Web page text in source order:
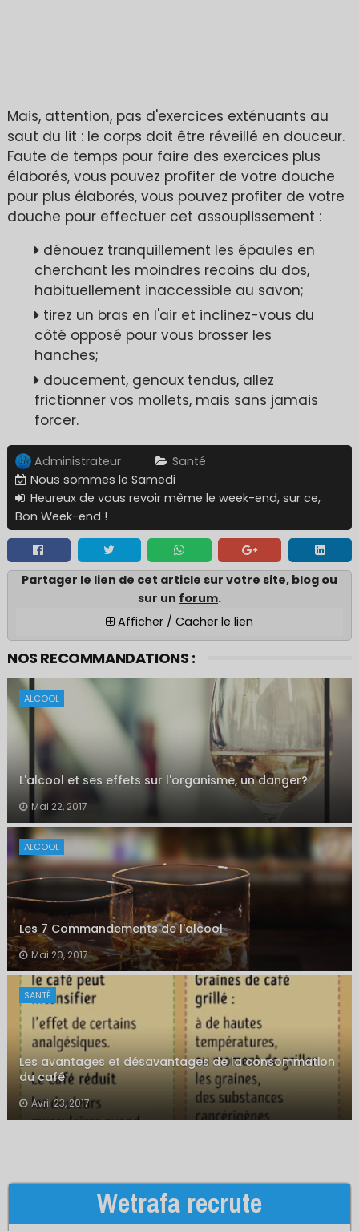
Mais, attention, pas d'exercices exténuants au
saut du lit : le corps doit être réveillé en douceur.
Faute de temps pour faire des exercices plus
élaborés, vous pouvez profiter de votre douche
pour plus élaborés, vous pouvez profiter de votre
douche pour effectuer cet assouplissement :
dénouez tranquillement les épaules en
cherchant les moindres recoins du dos,
habituellement inaccessible au savon;
tirez un bras en l'air et inclinez-vous du
côté opposé pour vous brosser les
hanches;
doucement, genoux tendus, allez
frictionner vos mollets, mais sans jamais
forcer.
Administrateur
Santé
Nous sommes le Samedi
Heureux de vous revoir même le week-end, sur ce,
Bon Week-end !
Partager le lien de cet article sur votre site, blog ou
sur un forum.
Afficher / Cacher le lien
NOS RECOMMANDATIONS :
ALCOOL
L'alcool et ses effets sur l'organisme, un danger?
Mai 22, 2017
ALCOOL
Les 7 Commandements de l'alcool
Mai 20, 2017
SANTÉ
Les avantages et désavantages de la consommation
du café
Avril 23, 2017
Wetrafa recrute